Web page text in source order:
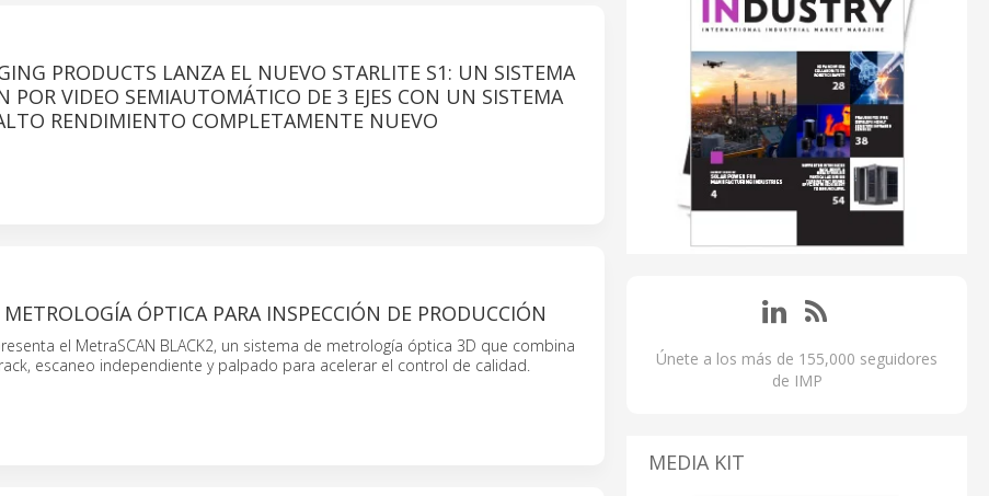
PRODUCTS LANZA EL NUEVO STARLITE S1: UN SISTEMA
POR VIDEO SEMIAUTOMÁTICO DE 3 EJES CON UN SISTEMA
RENDIMIENTO COMPLETAMENTE NUEVO
METROLOGÍA ÓPTICA PARA INSPECCIÓN DE PRODUCCIÓN
el MetraSCAN BLACK2, un sistema de metrología óptica 3D que combina
escaneo independiente y palpado para acelerar el control de calidad.
Únete a los más de 155,000 seguidores
de IMP
MEDIA KIT